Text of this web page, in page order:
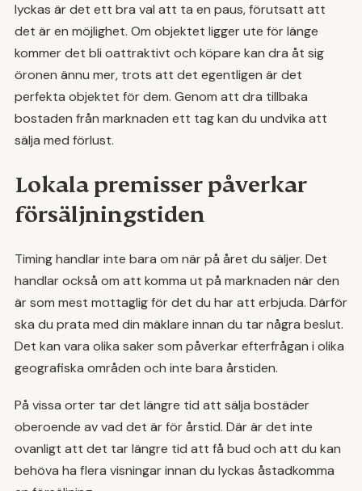
lyckas är det ett bra val att ta en paus, förutsatt att
det är en möjlighet. Om objektet ligger ute för länge
kommer det bli oattraktivt och köpare kan dra åt sig
öronen ännu mer, trots att det egentligen är det
perfekta objektet för dem. Genom att dra tillbaka
bostaden från marknaden ett tag kan du undvika att
sälja med förlust.
Lokala premisser påverkar
försäljningstiden
Timing handlar inte bara om när på året du säljer. Det
handlar också om att komma ut på marknaden när den
är som mest mottaglig för det du har att erbjuda. Därför
ska du prata med din mäklare innan du tar några beslut.
Det kan vara olika saker som påverkar efterfrågan i olika
geografiska områden och inte bara årstiden.
På vissa orter tar det längre tid att sälja bostäder
oberoende av vad det är för årstid. Där är det inte
ovanligt att det tar längre tid att få bud och att du kan
behöva ha flera visningar innan du lyckas åstadkomma